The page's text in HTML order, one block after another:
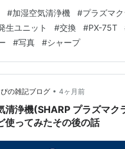
ン発生ユニット（長い）を交換
#加湿空気清浄機 #プラズマ
生ユニット #交換 #PX-75T
#写真 #シャープ
の雑記ブログ • 4ヶ月前
清浄機(SHARP プラズマク
使ってみたその後の話